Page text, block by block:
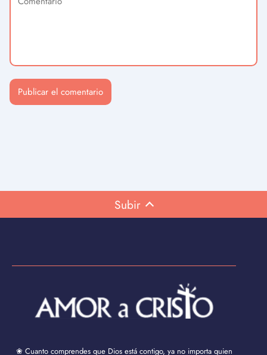
Subir
❀ Cuanto comprendes que Dios está contigo, ya no importa quien